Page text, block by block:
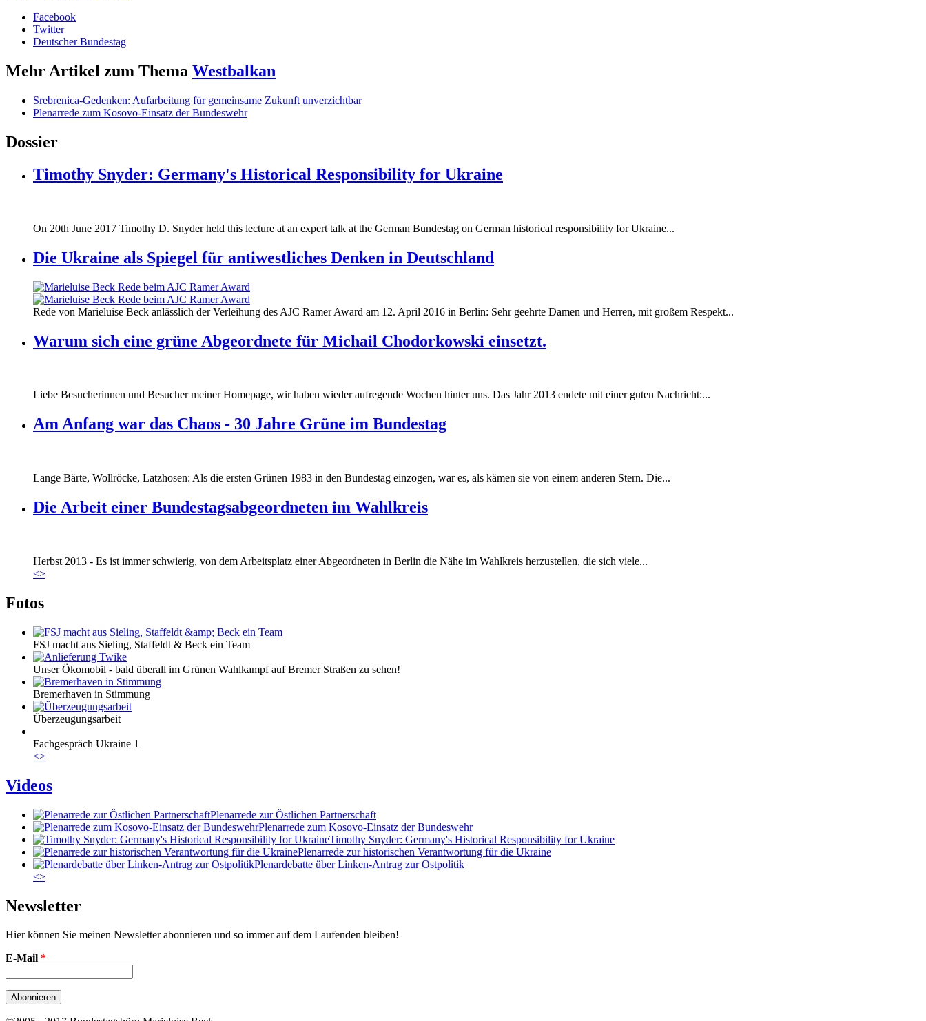
Facebook
Twitter
Deutscher Bundestag
Mehr Artikel zum Thema Westbalkan
Srebrenica-Gedenken: Aufarbeitung für gemeinsame Zukunft unverzichtbar
Plenarrede zum Kosovo-Einsatz der Bundeswehr
Dossier
Timothy Snyder: Germany's Historical Responsibility for Ukraine
170620_fg_ukraine_timothy_snyder.jpg
170620_fg_ukraine_timothy_snyder.jpg
On 20th June 2017 Timothy D. Snyder held this lecture at an expert talk at the German Bundestag on German historical responsibility for Ukraine...
Die Ukraine als Spiegel für antiwestliches Denken in Deutschland
160412_ramer_award.jpg
160412_ramer_award.jpg
Rede von Marieluise Beck anlässlich der Verleihung des AJC Ramer Award am 12. April 2016 in Berlin: Sehr geehrte Damen und Herren, mit großem Respekt...
Warum sich eine grüne Abgeordnete für Michail Chodorkowski einsetzt.
Liebe Besucherinnen und Besucher meiner Homepage, wir haben wieder aufregende Wochen hinter uns. Das Jahr 2013 endete mit einer guten Nachricht:...
Am Anfang war das Chaos - 30 Jahre Grüne im Bundestag
Lange Bärte, Wollröcke, Latzhosen: Als die ersten Grünen 1983 in den Bundestag einzogen, war es, als kämen sie von einem anderen Stern. Die...
Die Arbeit einer Bundestagsabgeordneten im Wahlkreis
Marie_und_Wahlkreis.jpg
Marie_und_Wahlkreis.jpg
Herbst 2013 - Es ist immer schwierig, von dem Arbeitsplatz einer Abgeordneten in Berlin die Nähe im Wahlkreis herzustellen, die sich viele...
<>
Fotos
FSJ macht aus Sieling, Staffeldt & Beck ein Team
Unser Ökomobil - bald überall im Grünen Wahlkampf auf Bremer Straßen zu sehen!
Bremerhaven in Stimmung
Überzeugungsarbeit
Fachgespräch Ukraine 1
<>
Videos
Plenarrede zur Östlichen Partnerschaft
Plenarrede zum Kosovo-Einsatz der Bundeswehr
Timothy Snyder: Germany's Historical Responsibility for Ukraine
Plenarrede zur historischen Verantwortung für die Ukraine
Plenardebatte über Linken-Antrag zur Ostpolitik
<>
Newsletter
Hier können Sie meinen Newsletter abonnieren und so immer auf dem Laufenden bleiben!
E-Mail *